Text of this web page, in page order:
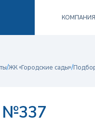
КОМПАНИЯ
/ЖК «Городские сады»/
№337